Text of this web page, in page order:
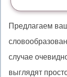
Предлагаем
случае
выглядят